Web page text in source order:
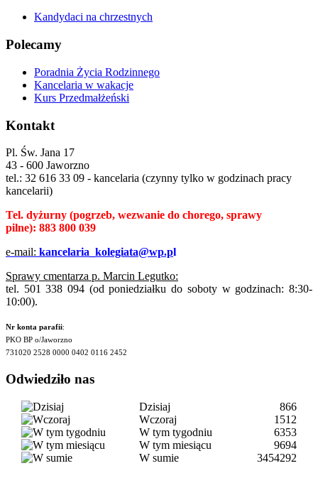
Kandydaci na chrzestnych
Polecamy
Poradnia Życia Rodzinnego
Kancelaria w wakacje
Kurs Przedmałżeński
Kontakt
Pl. Św. Jana 17
43 - 600 Jaworzno
tel.: 32 616 33 09 - kancelaria (czynny tylko w godzinach pracy
kancelarii)
Tel. dyżurny (pogrzeb, wezwanie do chorego, sprawy
pilne): 883 800 039
e-mail: kancelaria_kolegiata@wp.pl
Sprawy cmentarza p. Marcin Legutko:
tel. 501 338 094 (od poniedziałku do soboty w godzinach: 8:30-
10:00).
Nr konta parafii:
PKO BP o/Jaworzno
731020 2528 0000 0402 0116 2452
Odwiedziło nas
Dzisiaj
866
Wczoraj
1512
W tym tygodniu
6353
W tym miesiącu
9694
W sumie
3454292